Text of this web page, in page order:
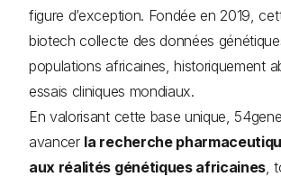
figure d’exception. Fondée en 2019,
biotech collecte des données
populations africaines, historiquement
essais cliniques mondiaux.
En valorisant cette base unique,
avancer la recherche
aux réalités génétiques africaines ,